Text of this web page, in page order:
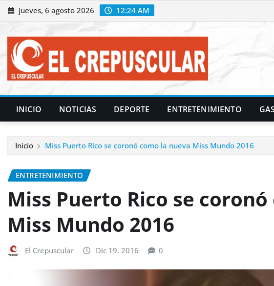
Saltar
al
jueves, 6 agosto 2026 12:24 AM
INICIO NOTICIAS DEPORTE ENTRETENIMIENTO
Inicio Miss Puerto Rico se coronó como la nueva Miss Mundo 2016
ENTRETENIMIENTO
Miss Puerto Rico se
Miss Mundo 2016
El Crepuscular Dic 19, 2016 0